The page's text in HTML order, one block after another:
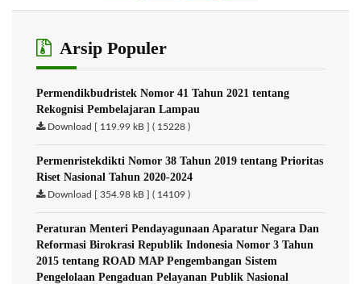
Arsip Populer
Permendikbudristek Nomor 41 Tahun 2021 tentang
Rekognisi Pembelajaran Lampau
Download [ 119.99 kB ] ( 15228 )
Permenristekdikti Nomor 38 Tahun 2019 tentang Prioritas
Riset Nasional Tahun 2020-2024
Download [ 354.98 kB ] ( 14109 )
Peraturan Menteri Pendayagunaan Aparatur Negara Dan
Reformasi Birokrasi Republik Indonesia Nomor 3 Tahun
2015 tentang ROAD MAP Pengembangan Sistem
Pengelolaan Pengaduan Pelayanan Publik Nasional